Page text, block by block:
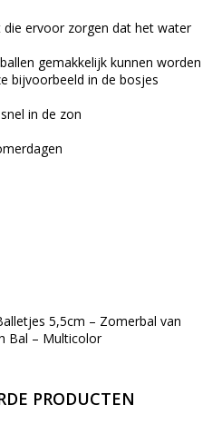
ervoor zorgen dat het water
gemakkelijk kunnen worden
bijvoorbeeld in de bosjes
in de zon
5,5cm – Zomerbal van
Bal – Multicolor
PRODUCTEN